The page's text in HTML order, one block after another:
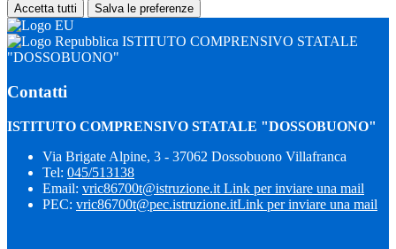
Accetta tutti Salva le preferenze
ISTITUTO COMPRENSIVO STATALE
"DOSSOBUONO"
Contatti
ISTITUTO COMPRENSIVO STATALE "DOSSOBUONO"
Via Brigate Alpine, 3 - 37062 Dossobuono Villafranca
Tel: 045/513138
Email: vric86700t@istruzione.it Link per inviare una mail
PEC: vric86700t@pec.istruzione.itLink per inviare una mail